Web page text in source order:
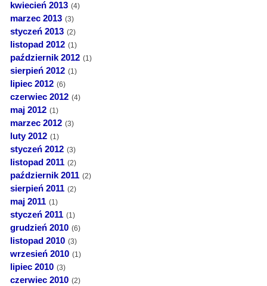
kwiecień 2013 (4)
marzec 2013 (3)
styczeń 2013 (2)
listopad 2012 (1)
październik 2012 (1)
sierpień 2012 (1)
lipiec 2012 (6)
czerwiec 2012 (4)
maj 2012 (1)
marzec 2012 (3)
luty 2012 (1)
styczeń 2012 (3)
listopad 2011 (2)
październik 2011 (2)
sierpień 2011 (2)
maj 2011 (1)
styczeń 2011 (1)
grudzień 2010 (6)
listopad 2010 (3)
wrzesień 2010 (1)
lipiec 2010 (3)
czerwiec 2010 (2)